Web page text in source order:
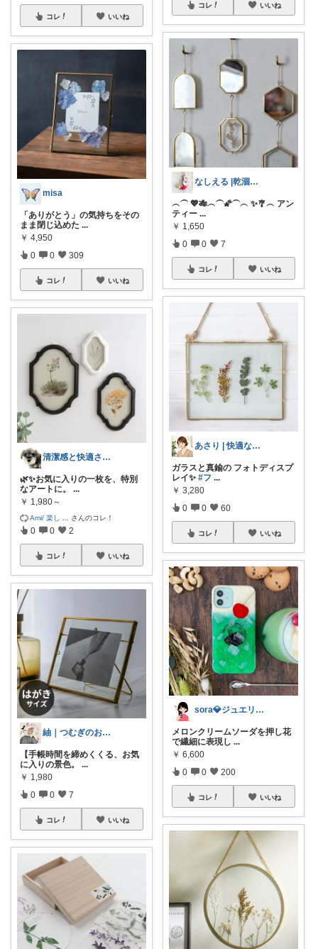
コレ いいね
misa
「ありがとう」の気持ちをその
まま閉じ込めた ...
￥ 4,950
0 0 309
コレ いいね
清潔感と快適さを整える大人のインテリア部
🌿✨お気に入りの一枚を、特別
なアートに。 ...
￥ 1,980～
Ami/ 楽し さんのコレ！
0 0 2
コレ いいね
紬｜つむぎのおうち時間
【手帳時間を締めくくる、お気
に入りの景色。
...
￥ 1,980
0 0 7
コレ いいね
コレ いいね
なしえる |乾涸びたマーメイド
︵⏜ 💖🎋︵⏜🌠⏜︵ ✨🎐︵ アン
ティー ...
￥ 1,650
0 0 7
コレ いいね
あさり | 快適な暮らし
ガラスと真鍮の フォトディスプ
レイ✨ #フ ...
￥ 3,280
0 0 60
コレ いいね
sora💎ジュエリールーム
メロンクリームソーダを押し花
で繊細に表現し ...
￥ 6,600
0 0 200
コレ いいね